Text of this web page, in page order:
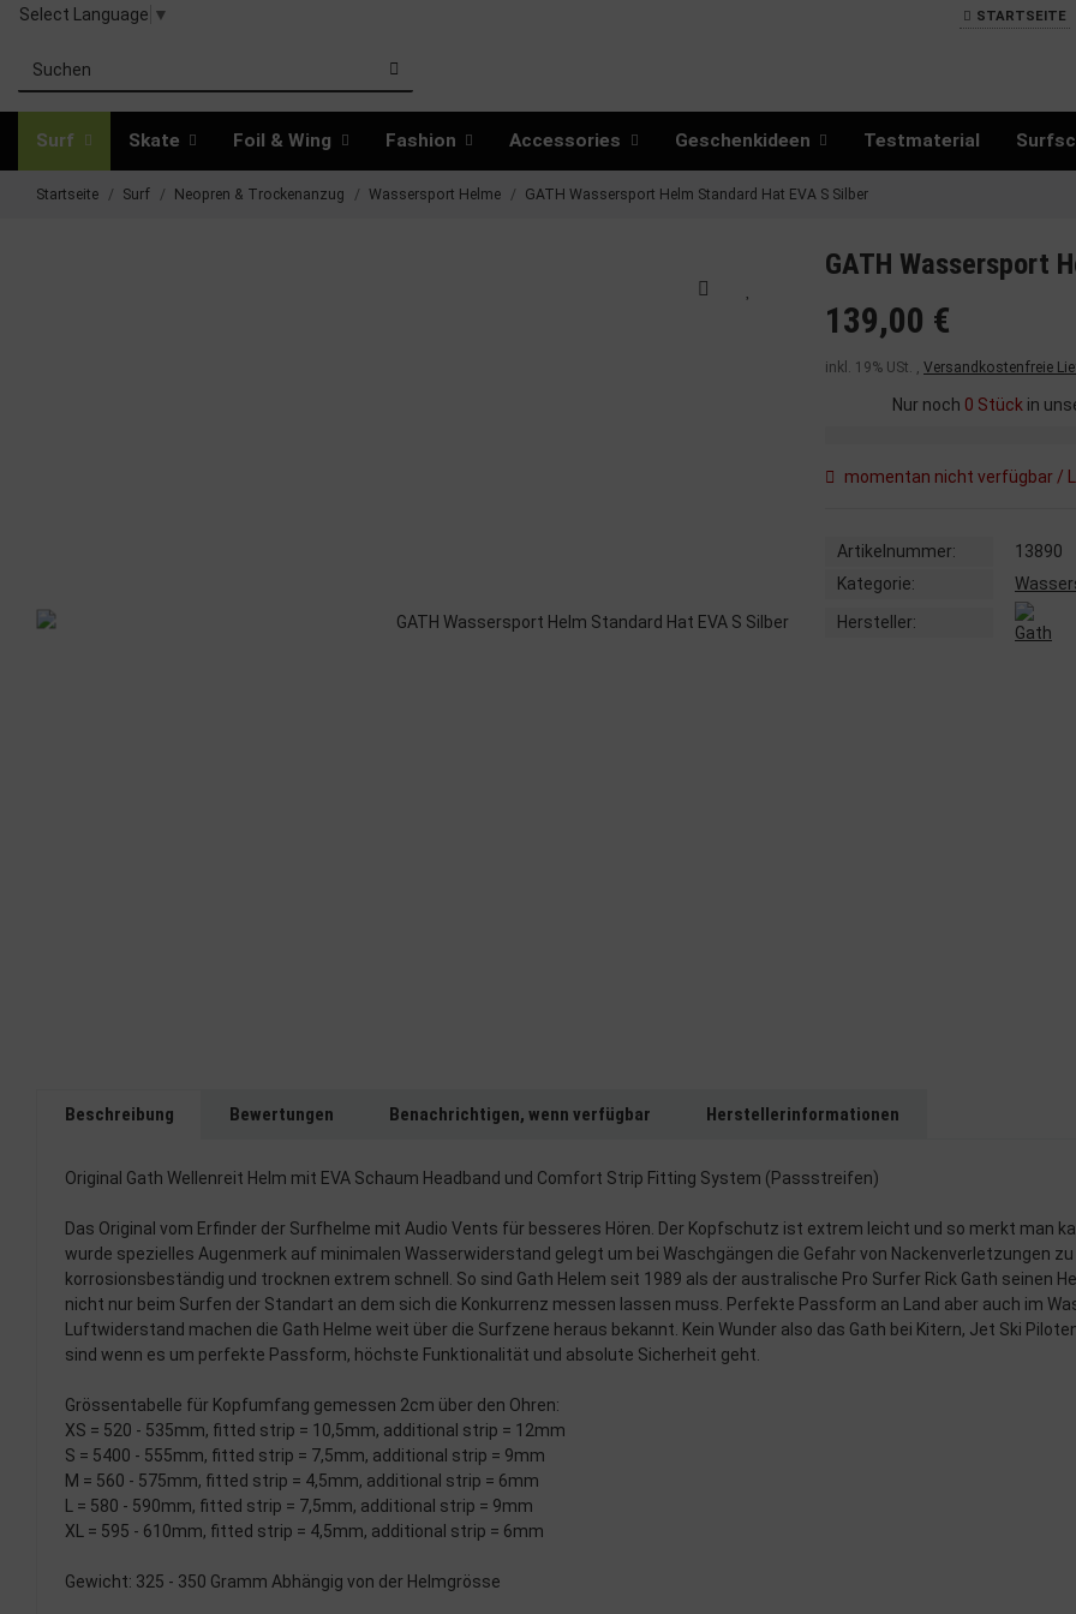
Select Language ▼ STARTSEITE
Surf Skate Foil & Wing Fashion Accessories Geschenkideen Testmaterial
Startseite Surf Neopren & Trockenanzug Wassersport Helme GATH Wassersport Helm Standard Hat EVA S Silber
GATH Wassersport
139,00 €
inkl. 19% USt. , Versandkostenfreie
Nur noch 0 Stück in
momentan nicht verfügbar /
Artikelnummer:
13890
Kategorie:
Hersteller:
Beschreibung Bewertungen Benachrichtigen, wenn verfügbar Herstellerinformationen
Original Gath Wellenreit Helm mit EVA Schaum Headband und Comfort Strip Fitting System (Passstreifen)
Das Original vom Erfinder der Surfhelme mit Audio Vents für besseres Hören. Der Kopfschutz ist extrem leicht und so merkt man
wurde spezielles Augenmerk auf minimalen Wasserwiderstand gelegt um bei Waschgängen die Gefahr von Nackenverletzungen
korrosionsbeständig und trocknen extrem schnell. So sind Gath Helem seit 1989 als der australische Pro Surfer Rick Gath
nicht nur beim Surfen der Standart an dem sich die Konkurrenz messen lassen muss. Perfekte Passform an Land aber auch im
Luftwiderstand machen die Gath Helme weit über die Surfzene heraus bekannt. Kein Wunder also das Gath bei Kitern, Jet Ski
sind wenn es um perfekte Passform, höchste Funktionalität und absolute Sicherheit geht.
Grössentabelle für Kopfumfang gemessen 2cm über den Ohren:
XS = 520 - 535mm, fitted strip = 10,5mm, additional strip = 12mm
S = 5400 - 555mm, fitted strip = 7,5mm, additional strip = 9mm
M = 560 - 575mm, fitted strip = 4,5mm, additional strip = 6mm
L = 580 - 590mm, fitted strip = 7,5mm, additional strip = 9mm
XL = 595 - 610mm, fitted strip = 4,5mm, additional strip = 6mm
Gewicht: 325 - 350 Gramm Abhängig von der Helmgrösse